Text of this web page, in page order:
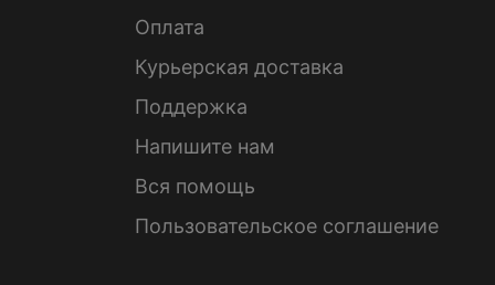
Оплата
Курьерская доставка
Поддержка
Напишите нам
Вся помощь
Пользовательское соглашение